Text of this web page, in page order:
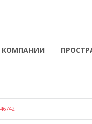
КОМПАНИИ